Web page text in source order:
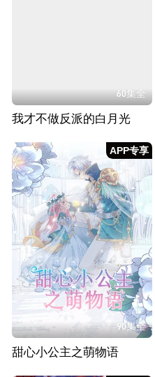
60集全
我才不做反派的白月光
APP专享
90集全
甜心小公主之萌物语